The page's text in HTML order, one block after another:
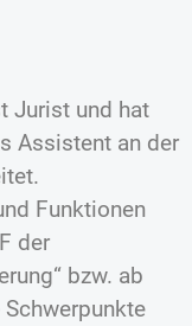
Jurist und hat
Assistent an der
Funktionen
der
bzw. ab